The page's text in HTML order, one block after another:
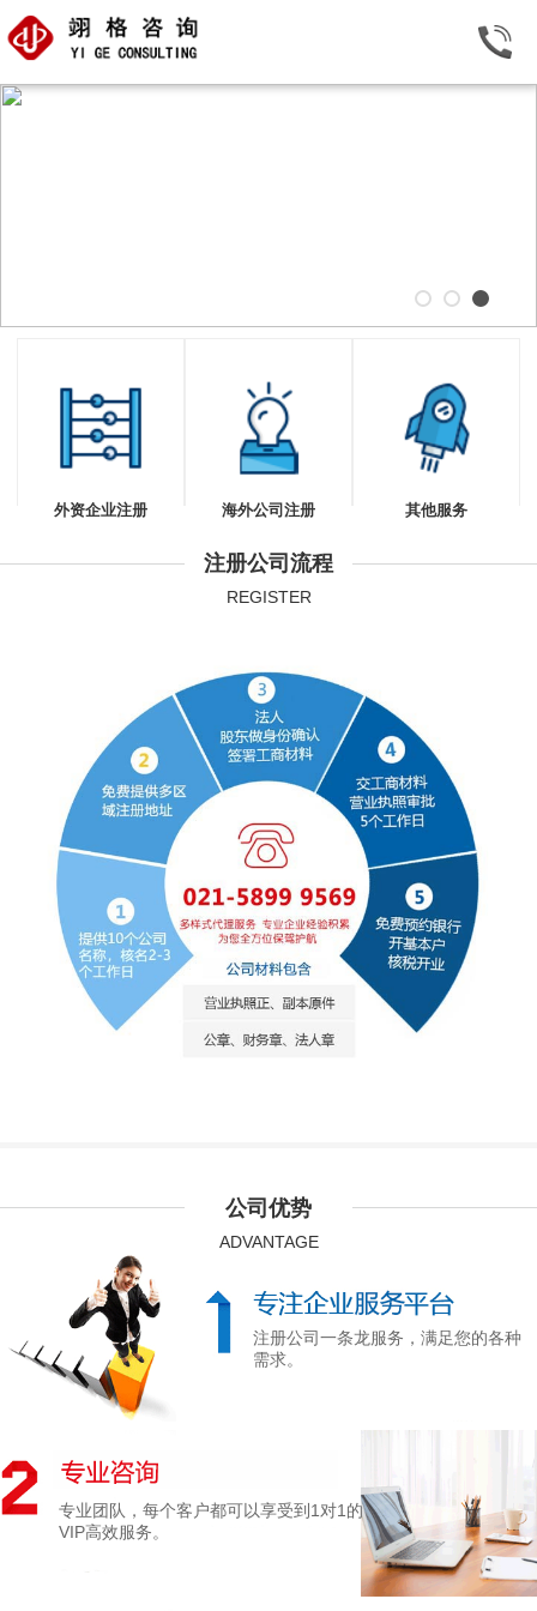
外资企业注册 海外公司注册 其他服务
注册公司流程
REGISTER
公司优势
ADVANTAGE
注册公司一条龙服务，满足您的各种
需求。
专业团队，每个客户都可以享受到1对1的
VIP高效服务。